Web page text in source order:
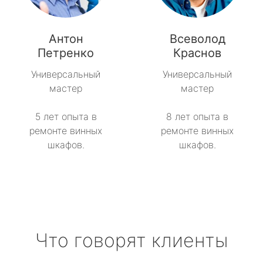
Антон
Петренко
Универсальный
мастер
5 лет опыта в
ремонте винных
шкафов.
Всеволод
Краснов
Универсальный
мастер
8 лет опыта в
ремонте винных
шкафов.
Что говорят клиенты